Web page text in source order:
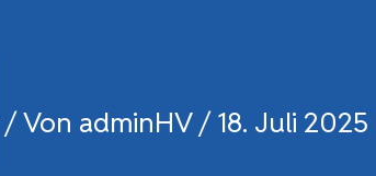
/ Von adminHV/18. Juli 2025